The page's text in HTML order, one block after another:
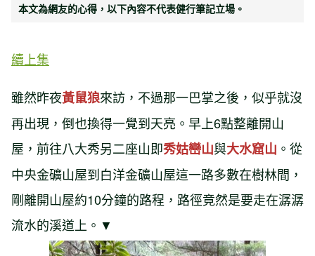
本文為網友的心得，以下內容不代表健行筆記立場。
續上集
雖然昨夜黃鼠狼來訪，不過那一巴掌之後，似乎就沒
再出現，倒也換得一覺到天亮。早上6點整離開山
屋，前往八大秀另二座山即秀姑巒山與大水窟山 。從
中央金礦山屋到白洋金礦山屋這一路多數在樹林間，
剛離開山屋約10分鐘的路程，路徑竟然是要走在潺潺
流水的溪道上。▼